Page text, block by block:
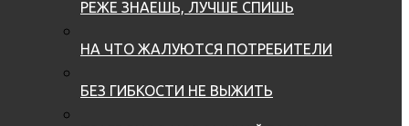
РЕЖЕ ЗНАЕШЬ, ЛУЧШЕ СПИШЬ
НА ЧТО ЖАЛУЮТСЯ ПОТРЕБИТЕЛИ
БЕЗ ГИБКОСТИ НЕ ВЫЖИТЬ